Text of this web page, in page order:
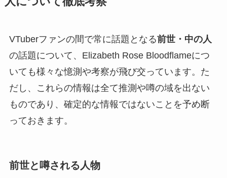
VTuberファンの間で常に話題となる前世・中の人
の話題について、Elizabeth Rose Bloodflameにつ
いても様々な憶測や考察が飛び交っています。た
だし、これらの情報は全て推測や噂の域を出ない
ものであり、確定的な情報ではないことを予め断
っておきます。
前世と噂される人物